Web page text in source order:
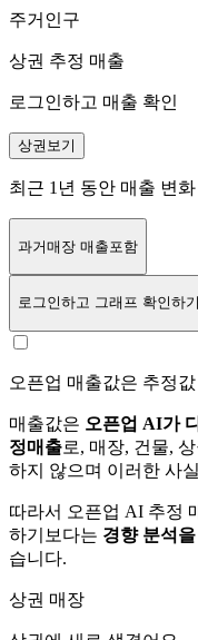
주거인구
상권 추정 매출
로그인하고 매출 확인
상권보기
최근 1년 동안 매출 변
과거매장 매출포함
로그인하고 그래프 확인하기
오픈업 매출값은 추정
매출값은 오픈업 AI가
정매출로, 매장, 건물,
하지 않으며 이러한 사
따라서 오픈업 AI 추정
하기보다는 경향 분석
습니다.
상권 매장